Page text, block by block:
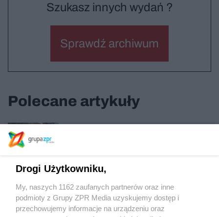
Szukasz innych wydań ?
Sprawdź archiwum
Polecane artykuły
Hans Ibelings – nowa historia architektury
Kulisy europejskiego teatru
Drogi Użytkowniku,
My, naszych 1162 zaufanych partnerów oraz inne
podmioty z Grupy ZPR Media uzyskujemy dostęp i
przechowujemy informacje na urządzeniu oraz